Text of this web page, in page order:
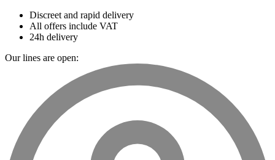
Discreet and rapid delivery
All offers include VAT
24h delivery
Our lines are open: